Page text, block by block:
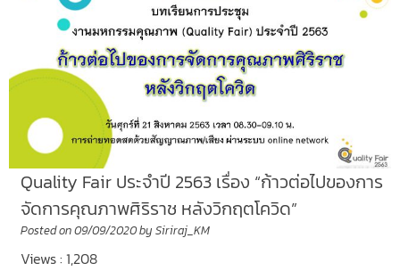
Quality Fair ประจำปี 2563 เรื่อง “ก้าวต่อไปของการ
จัดการคุณภาพศิริราช หลังวิกฤตโควิด”
Posted on09/09/2020by Siriraj_KM
Views : 1,208